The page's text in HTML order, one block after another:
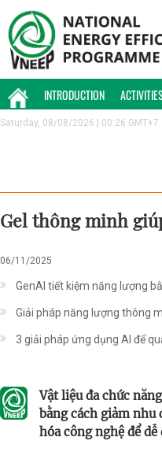
INTRODUCTION
Saturday, 08/08/2026 | 00:26 GMT+7
Gel thông minh
06/11/2025
GenAI tiết kiệm năng lượng
Giải pháp năng lượng thông
3 giải pháp ứng dụng AI để
Vật liệu đa chức
bằng cách giảm nhu
hóa công nghệ để